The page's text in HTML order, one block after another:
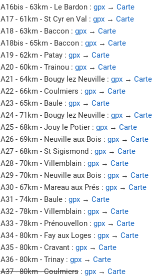
A16bis - 63km - Le Bardon : gpx → Carte
A17 - 61km - St Cyr en Val : gpx → Carte
A18 - 63km - Baccon : gpx → Carte
A18bis - 65km - Baccon : gpx → Carte
A19 - 62km - Patay : gpx → Carte
A20 - 60km - Trainou : gpx → Carte
A21 - 64km - Bougy lez Neuville : gpx → Carte
A22 - 66km - Coulmiers : gpx → Carte
A23 - 65km - Baule : gpx → Carte
A24 - 71km - Bougy lez Neuville : gpx → Carte
A25 - 68km - Jouy le Potier : gpx → Carte
A26 - 69km - Neuville aux Bois : gpx → Carte
A27 - 68km - St Sigismond : gpx → Carte
A28 - 70km - Villemblain : gpx → Carte
A29 - 70km - Neuville aux Bois : gpx → Carte
A30 - 67km - Mareau aux Prés : gpx → Carte
A31 - 74km - Baule : gpx → Carte
A32 - 78km - Villemblain : gpx → Carte
A33 - 78km - Prénouvellon : gpx → Carte
A34 - 80km - Fay aux Loges : gpx → Carte
A35 - 80km - Cravant : gpx → Carte
A36 - 80km - Trinay : gpx → Carte
A37 - 80km - Coulmiers : gpx → Carte